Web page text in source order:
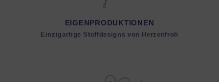
EIGENPRODUKTIONEN
Einzigartige Stoffdesigns von Herzenfroh